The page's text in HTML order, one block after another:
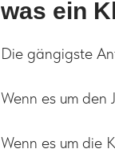
was ein
Die gängigste
Wenn es um den
Wenn es um die